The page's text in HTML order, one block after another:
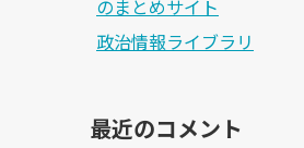
のまとめサイト
政治情報ライブラリ
最近のコメント